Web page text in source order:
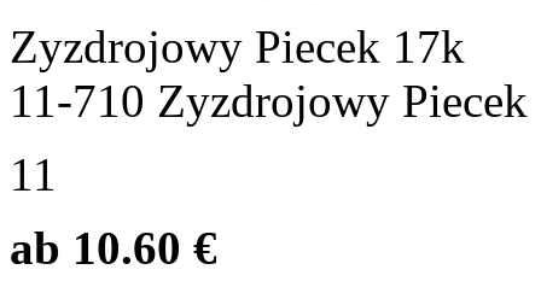
Zyzdrojowy Piecek 17k
11-710 Zyzdrojowy Piecek
11
ab 10.60 €